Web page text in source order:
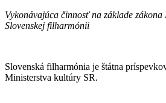
Vykonávajúca činnosť na základe zákona
Slovenskej filharmónii
Slovenská filharmónia je štátna
Ministerstva kultúry SR.